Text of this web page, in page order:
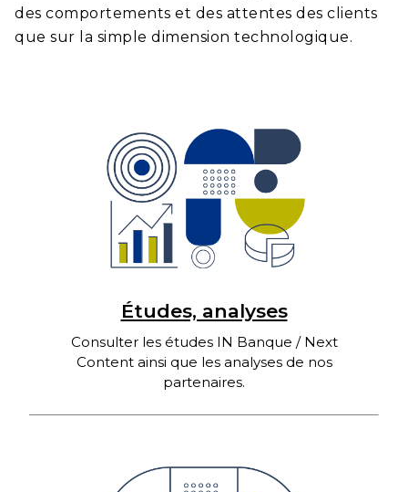
des comportements et des attentes des clients
que sur la simple dimension technologique.
Études, analyses
Consulter les études IN Banque / Next
Content ainsi que les analyses de nos
partenaires.